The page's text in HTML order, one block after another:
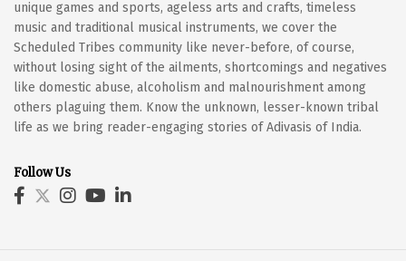
unique games and sports, ageless arts and crafts, timeless
music and traditional musical instruments, we cover the
Scheduled Tribes community like never-before, of course,
without losing sight of the ailments, shortcomings and negatives
like domestic abuse, alcoholism and malnourishment among
others plaguing them. Know the unknown, lesser-known tribal
life as we bring reader-engaging stories of Adivasis of India.
Follow Us